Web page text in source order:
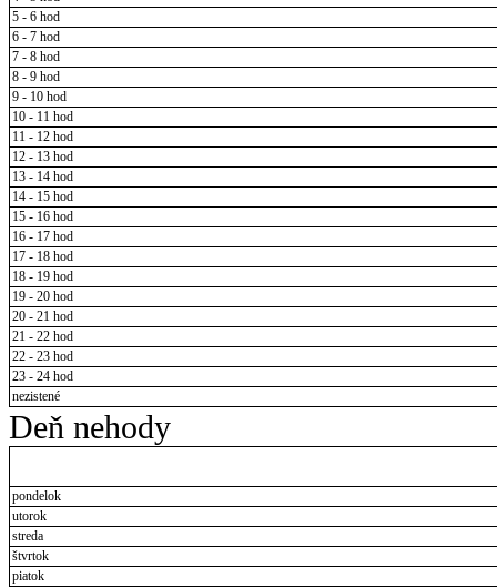
5 - 6 hod
6 - 7 hod
7 - 8 hod
8 - 9 hod
9 - 10 hod
10 - 11 hod
11 - 12 hod
12 - 13 hod
13 - 14 hod
14 - 15 hod
15 - 16 hod
16 - 17 hod
17 - 18 hod
18 - 19 hod
19 - 20 hod
20 - 21 hod
21 - 22 hod
22 - 23 hod
23 - 24 hod
nezistené
Deň nehody
pondelok
utorok
streda
štvrtok
piatok